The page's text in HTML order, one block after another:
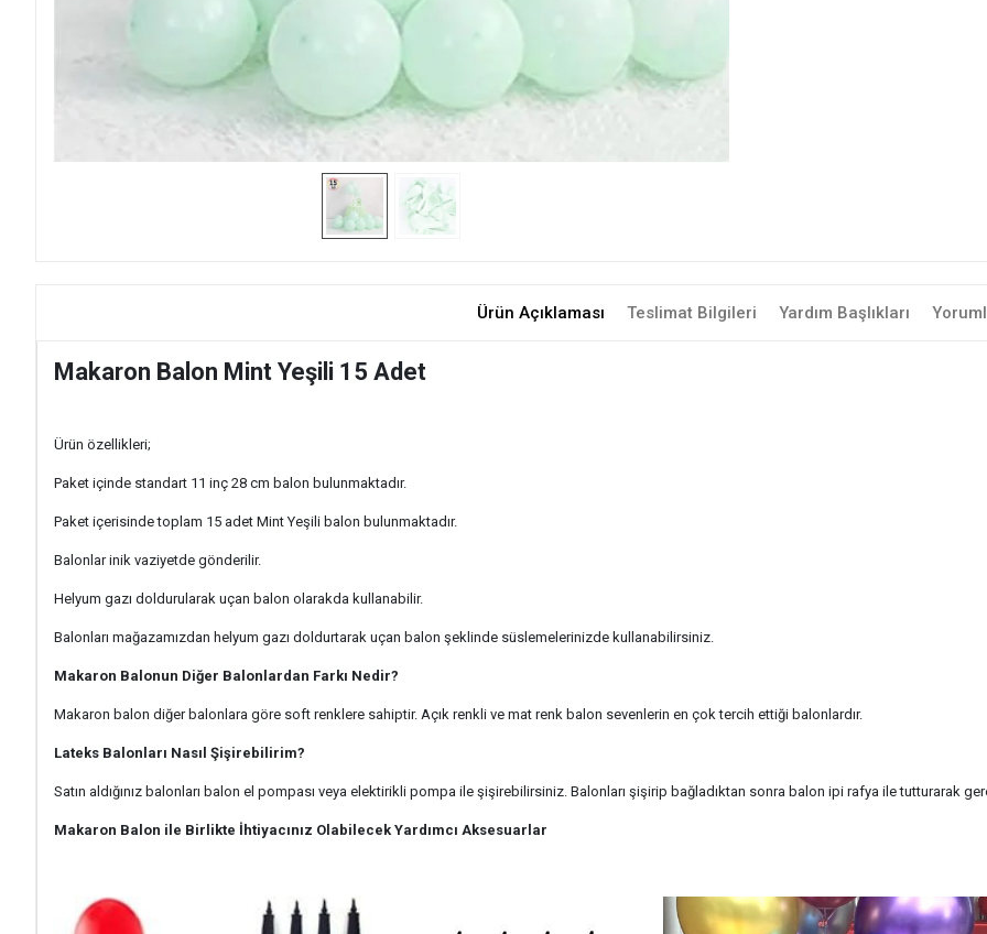
Ürün Açıklaması Teslimat Bilgileri Yardım Başlıkları
Makaron Balon Mint Yeşili 15 Adet
Ürün özellikleri;
Paket içinde standart 11 inç 28 cm balon bulunmaktadır.
Paket içerisinde toplam 15 adet Mint Yeşili balon bulunmaktadır.
Balonlar inik vaziyetde gönderilir.
Helyum gazı doldurularak uçan balon olarakda kullanabilir.
Balonları mağazamızdan helyum gazı doldurtarak uçan balon şeklinde süslemelerinizde kullanabilirsiniz.
Makaron Balonun Diğer Balonlardan Farkı Nedir?
Makaron balon diğer balonlara göre soft renklere sahiptir. Açık renkli ve mat renk balon sevenlerin en çok tercih ettiği balonlardır.
Lateks Balonları Nasıl Şişirebilirim?
Satın aldığınız balonları balon el pompası veya elektirikli pompa ile şişirebilirsiniz. Balonları şişirip bağladıktan sonra balon ipi rafya ile tutturarak
Makaron Balon ile Birlikte İhtiyacınız Olabilecek Yardımcı Aksesuarlar